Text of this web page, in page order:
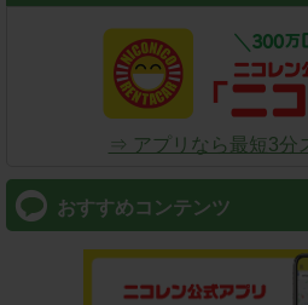
⇒ アプリなら最短3分
おすすめコンテンツ